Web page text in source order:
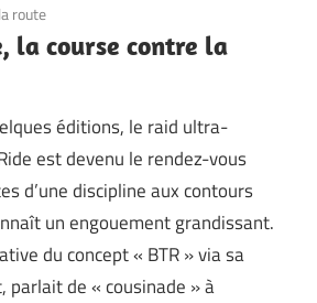
route
la course contre la
éditions, le raid ultra-
est devenu le rendez-vous
d’une discipline aux contours
un engouement grandissant.
du concept « BTR » via sa
parlait de « cousinade » à